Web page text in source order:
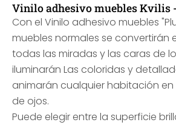
Vinilo adhesivo muebles Kvilis
Con el Vinilo adhesivo muebles
muebles normales se convertirán
todas las miradas y las caras de
iluminarán Las coloridas y
animarán cualquier habitación en
de ojos.
Puede elegir entre la superficie